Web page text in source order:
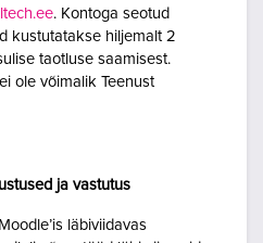
. Kontoga seotud
kustutatakse hiljemalt 2
taotluse saamisest.
ole võimalik Teenust
ja vastutus
läbiviidavas